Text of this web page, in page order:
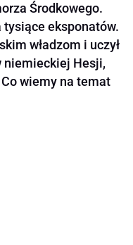
Środkowego.
eksponatów.
władzom i uczył
niemieckiej Hesji,
Co wiemy na temat